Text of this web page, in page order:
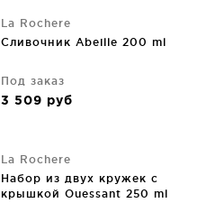
La Rochere
Сливочник Abeille 200 ml
Под заказ
3 509 руб
La Rochere
Набор из двух кружек с
крышкой Ouessant 250 ml